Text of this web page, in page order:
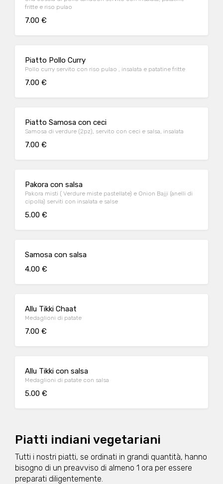
fritte e riso pulao
7.00 €
Piatto Pollo Curry
Pollo curry servito con riso pulao , insalata e patatine fritte
7.00 €
Piatto Samosa con ceci
Samosa di verdure (2pz), servito con ceci e salsa, insalata
7.00 €
Pakora con salsa
Pakora misti ( Verdure miste pastellate) e Onion Bajji (anelli di
cipolla) serviti con insalata e salse
5.00 €
Samosa con salsa
4.00 €
Allu Tikki Chaat
Medaglioni di patate
7.00 €
Allu Tikki con salsa
Medaglioni di patate con salsa
5.00 €
Piatti indiani vegetariani
Tutti i nostri piatti, se ordinati in grandi quantità, hanno
bisogno di un preavviso di almeno 1 ora per essere
preparati diligentemente.